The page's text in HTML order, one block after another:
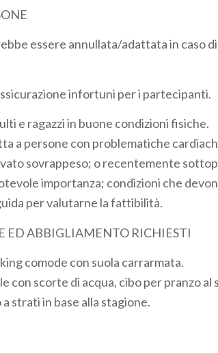
essere annullata/adattata in caso
infortuni per i partecipanti.
e ragazzi in buone condizioni fisiche.
a persone con problematiche
sovrappeso; o recentemente
importanza; condizioni che
per valutarne la fattibilità.
ED ABBIGLIAMENTO RICHIESTI
comode con suola carrarmata.
con scorte di acqua, cibo per pranzo al
strati in base alla stagione.